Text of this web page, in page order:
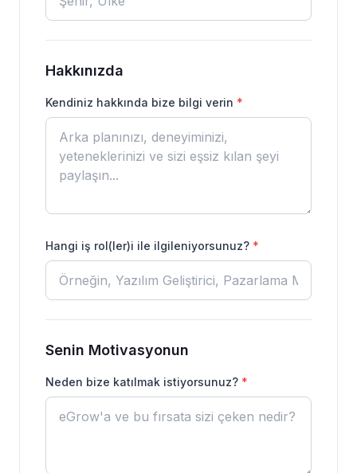
Hakkınızda
Kendiniz hakkında bize bilgi verin *
Hangi iş rol(ler)i ile ilgileniyorsunuz? *
Senin Motivasyonun
Neden bize katılmak istiyorsunuz? *